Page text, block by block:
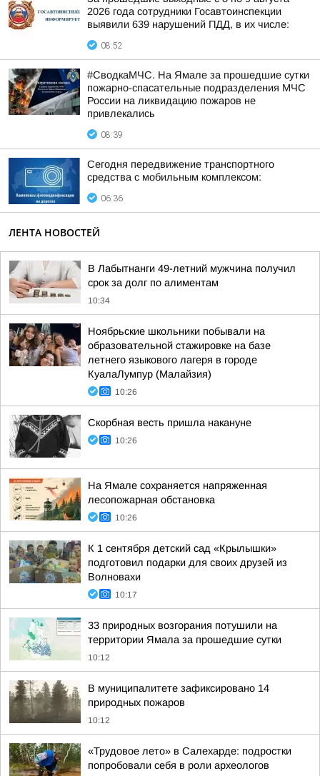
2026 года сотрудники Госавтоинспекции
выявили 639 нарушений ПДД, в их числе:
08:52
#СводкаМЧС. На Ямале за прошедшие сутки
пожарно-спасательные подразделения МЧС
России на ликвидацию пожаров не
привлекались
08:39
Сегодня передвижение транспортного
средства с мобильным комплексом:
06:36
ЛЕНТА НОВОСТЕЙ
В Лабытнанги 49-летний мужчина получил
срок за долг по алиментам
10:34
Ноябрьские школьники побывали на
образовательной стажировке на базе
летнего языкового лагеря в городе
КуалаЛумпур (Малайзия)
10:26
Скорбная весть пришла накануне
10:26
На Ямале сохраняется напряженная
лесопожарная обстановка
10:26
К 1 сентября детский сад «Крылышки»
подготовил подарки для своих друзей из
Волновахи
10:17
33 природных возгорания потушили на
территории Ямала за прошедшие сутки
10:12
В муниципалитете зафиксировано 14
природных пожаров
10:12
«Трудовое лето» в Салехарде: подростки
попробовали себя в роли археологов